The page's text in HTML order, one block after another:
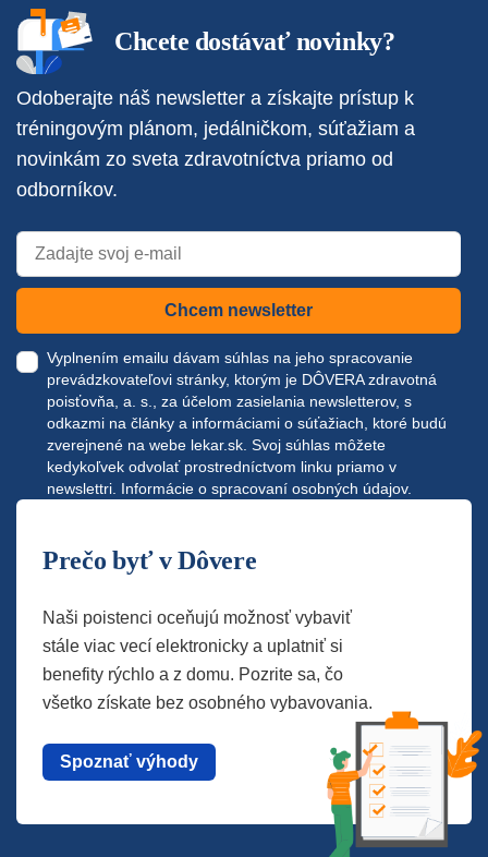
Chcete dostávať novinky?
Odoberajte náš newsletter a získajte prístup k
tréningovým plánom, jedálničkom, súťažiam a
novinkám zo sveta zdravotníctva priamo od
odborníkov.
Chcem newsletter
Vyplnením emailu dávam súhlas na jeho spracovanie
prevádzkovateľovi stránky, ktorým je DÔVERA zdravotná
poisťovňa, a. s., za účelom zasielania newsletterov, s
odkazmi na články a informáciami o súťažiach, ktoré budú
zverejnené na webe lekar.sk . Svoj súhlas môžete
kedykoľvek odvolať prostredníctvom linku priamo v
newslettri. Informácie o spracovaní osobných údajov.
Prečo byť v Dôvere
Naši poistenci oceňujú možnosť vybaviť
stále viac vecí elektronicky a uplatniť si
benefity rýchlo a z domu. Pozrite sa, čo
všetko získate bez osobného vybavovania.
Spoznať výhody